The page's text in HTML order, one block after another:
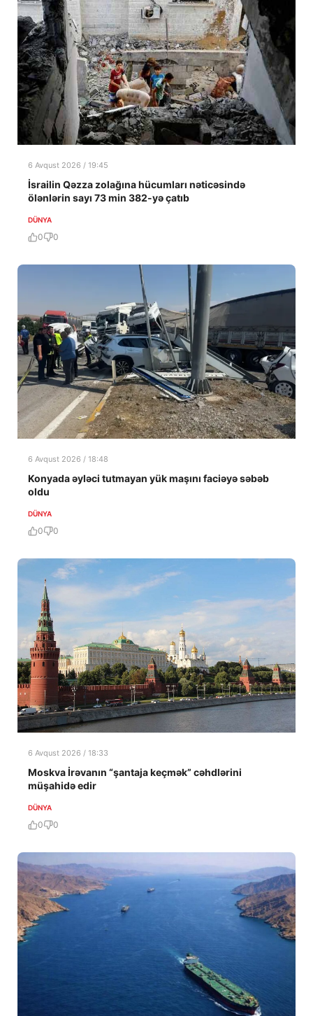
6 Avqust 2026 / 19:45
İsrailin Qəzza zolağına hücumları nəticəsində
ölənlərin sayı 73 min 382-yə çatıb
DÜNYA
0 0
6 Avqust 2026 / 18:48
Konyada əyləci tutmayan yük maşını faciəyə səbəb
oldu
DÜNYA
0 0
6 Avqust 2026 / 18:33
Moskva İrəvanın “şantaja keçmək” cəhdlərini
müşahidə edir
DÜNYA
0 0